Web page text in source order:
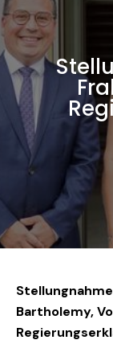
Bartholemy,